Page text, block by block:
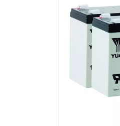
convencionais.
A tecnologia AGM
garante que não
Levar grades de
Construção de
absorvente sem
Recombinação de